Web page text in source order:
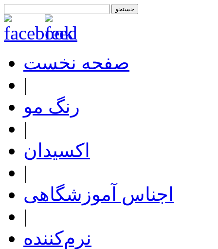
صفحه نخست
|
رنگ مو
|
اکسیدان
|
اجناس آموزشگاهی
|
نرم‌کننده